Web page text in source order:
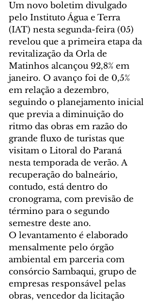
Um novo boletim divulgado
pelo Instituto Água e Terra
(IAT) nesta segunda-feira (05)
revelou que a primeira etapa da
revitalização da Orla de
Matinhos alcançou 92,8% em
janeiro. O avanço foi de 0,5%
em relação a dezembro,
seguindo o planejamento inicial
que previa a diminuição do
ritmo das obras em razão do
grande fluxo de turistas que
visitam o Litoral do Paraná
nesta temporada de verão. A
recuperação do balneário,
contudo, está dentro do
cronograma, com previsão de
término para o segundo
semestre deste ano.
O levantamento é elaborado
mensalmente pelo órgão
ambiental em parceria com
consórcio Sambaqui, grupo de
empresas responsável pelas
obras, vencedor da licitação